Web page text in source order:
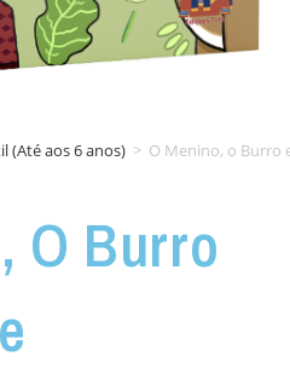
(Até aos 6 anos) > O Menino, o Burro
O Burro